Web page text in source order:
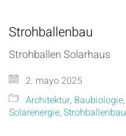
Strohballenbau
Strohballen Solarhaus
2. mayo 2025
Architektur, Baubiologie,
Solarenergie, Strohballenbau